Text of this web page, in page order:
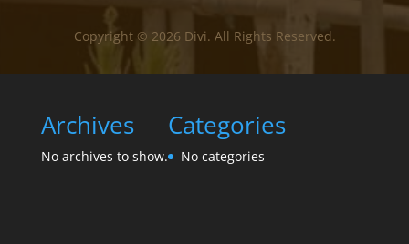
Copyright © 2026 Divi. All Rights Reserved.
Archives
No archives to show.
Categories
No categories